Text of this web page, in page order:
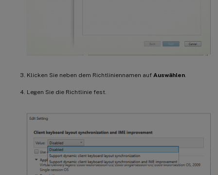
Klicken Sie neben dem Richtliniennamen auf Auswählen
Legen Sie die Richtlinie fest.